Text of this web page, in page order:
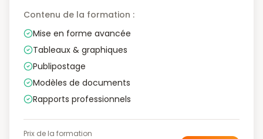
Contenu de la formation :
Mise en forme avancée
Tableaux & graphiques
Publipostage
Modèles de documents
Rapports professionnels
Prix de la formation